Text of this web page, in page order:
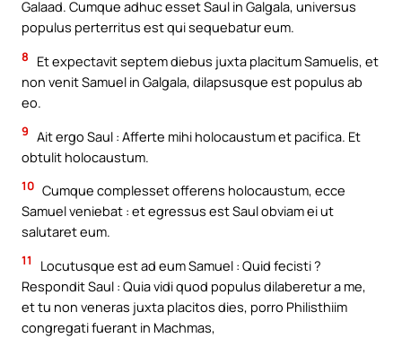
Galaad. Cumque adhuc esset Saul in Galgala, universus
populus perterritus est qui sequebatur eum.
8
Et expectavit septem diebus juxta placitum Samuelis, et
non venit Samuel in Galgala, dilapsusque est populus ab
eo.
9 Ait ergo Saul : Afferte mihi holocaustum et pacifica. Et
obtulit holocaustum.
10 Cumque complesset offerens holocaustum, ecce
Samuel veniebat : et egressus est Saul obviam ei ut
salutaret eum.
11
Locutusque est ad eum Samuel : Quid fecisti ?
Respondit Saul : Quia vidi quod populus dilaberetur a me,
et tu non veneras juxta placitos dies, porro Philisthiim
congregati fuerant in Machmas,